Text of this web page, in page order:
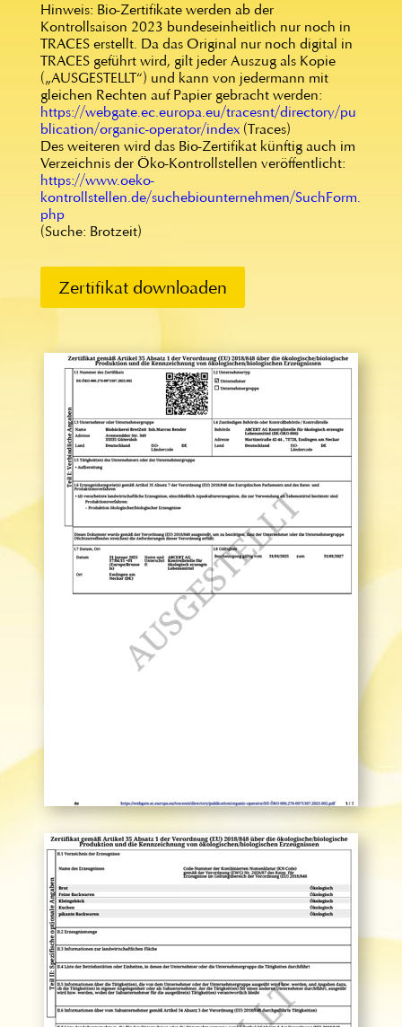
Hinweis: Bio-Zertifikate werden ab der
Kontrollsaison 2023 bundeseinheitlich nur noch in
TRACES erstellt. Da das Original nur noch digital in
TRACES geführt wird, gilt jeder Auszug als Kopie
(„AUSGESTELLT“) und kann von jedermann mit
gleichen Rechten auf Papier gebracht werden:
https://webgate.ec.europa.eu/tracesnt/directory/pu
blication/organic-operator/index(Traces)
Des weiteren wird das Bio-Zertifikat künftig auch im
Verzeichnis der Öko-Kontrollstellen veröffentlicht:
https://www.oeko-
kontrollstellen.de/suchebiounternehmen/SuchForm.
php
(Suche: Brotzeit)
Zertifikat downloaden